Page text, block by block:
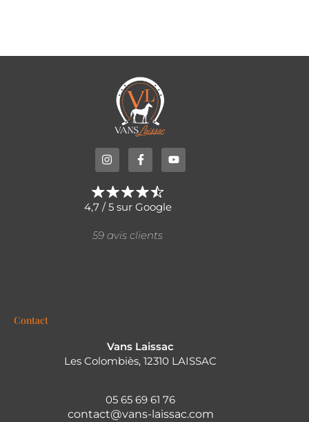
4,7 / 5 sur Google
59 avis clients
Contact
Vans Laissac
Les Colombiès, 12310 LAISSAC
05 65 69 61 76
contact@vans-laissac.com